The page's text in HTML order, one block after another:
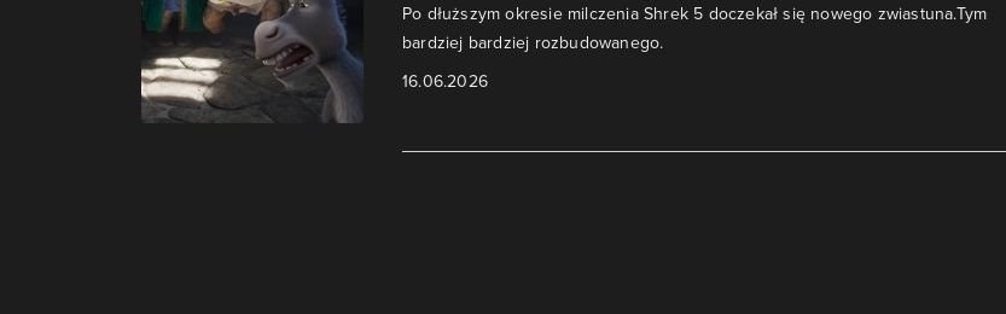
Po dłuższym okresie milczenia Shrek 5 doczekał się nowego zwiastuna.Tym
bardziej bardziej rozbudowanego.
16.06.2026